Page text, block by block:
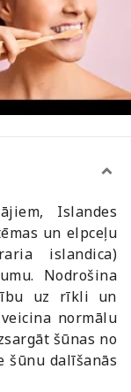
Islandes
un elpceļu
islandica)
Nodrošina
uz rīkli un
normālu
šūnas no
šūnu dalīšanās